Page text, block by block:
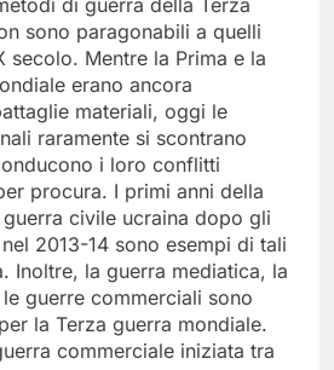
di guerra della Terza
sono paragonabili a quelli
secolo. Mentre la Prima e la
erano ancora
materiali, oggi le
raramente si scontrano
i loro conflitti
procura. I primi anni della
civile ucraina dopo gli
2013-14 sono esempi di tali
Inoltre, la guerra mediatica, la
guerre commerciali sono
la Terza guerra mondiale.
commerciale iniziata tra